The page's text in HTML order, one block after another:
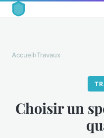
Accueil›Travaux
Choisir un